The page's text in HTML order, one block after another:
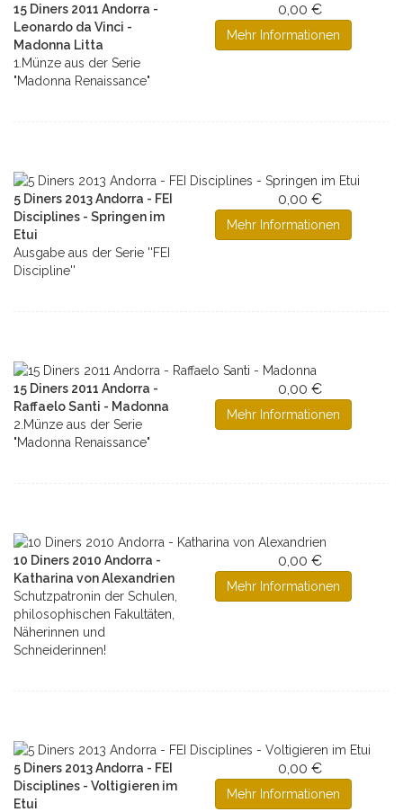
15 Diners 2011 Andorra -
Leonardo da Vinci -
Madonna Litta
1.Münze aus der Serie
"Madonna Renaissance"
0,00 €
Mehr Informationen
5 Diners 2013 Andorra - FEI
Disciplines - Springen im
Etui
Ausgabe aus der Serie ''FEI
Discipline''
0,00 €
Mehr Informationen
15 Diners 2011 Andorra -
Raffaelo Santi - Madonna
2.Münze aus der Serie
"Madonna Renaissance"
0,00 €
Mehr Informationen
10 Diners 2010 Andorra -
Katharina von Alexandrien
Schutzpatronin der Schulen,
philosophischen Fakultäten,
Näherinnen und
Schneiderinnen!
0,00 €
Mehr Informationen
5 Diners 2013 Andorra - FEI
Disciplines - Voltigieren im
Etui
0,00 €
Mehr Informationen